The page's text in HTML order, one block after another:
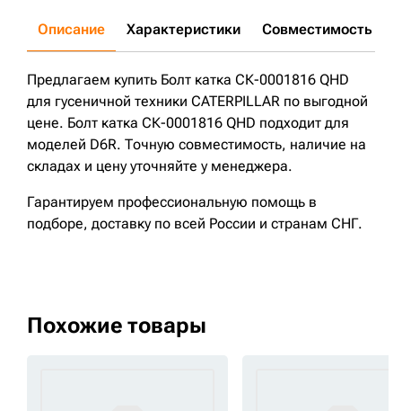
Описание Характеристики Совместимость
Предлагаем купить Болт катка СК-0001816 QHD
для гусеничной техники CATERPILLAR по выгодной
цене. Болт катка СК-0001816 QHD подходит для
моделей D6R. Точную совместимость, наличие на
складах и цену уточняйте у менеджера.
Гарантируем профессиональную помощь в
подборе, доставку по всей России и странам СНГ.
Похожие товары